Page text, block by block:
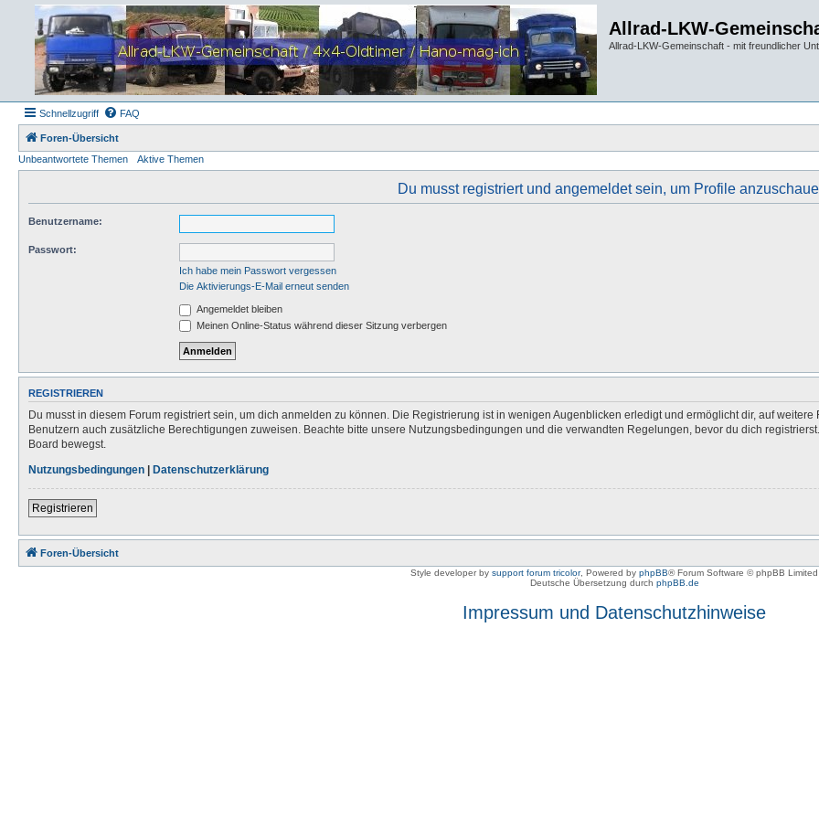
Allrad-LKW-
Allrad-LKW-Gemeinschaft - mit freundlicher
Schnellzugriff FAQ
Foren-Übersicht
Unbeantwortete Themen
Aktive Themen
Du musst registriert und angemeldet sein, um Profile
Benutzername:
Passwort:
Ich habe mein Passwort vergessen
Die Aktivierungs-E-Mail erneut senden
Angemeldet bleiben
Meinen Online-Status während dieser Sitzung verbergen
REGISTRIEREN
Du musst in diesem Forum registriert sein, um dich anmelden zu können. Die Registrierung ist in wenigen Augenblicken erledigt und ermöglicht dir, auf
Benutzern auch zusätzliche Berechtigungen zuweisen. Beachte bitte unsere Nutzungsbedingungen und die verwandten Regelungen, bevor du dich
Board bewegst.
Nutzungsbedingungen | Datenschutzerklärung
Registrieren
Foren-Übersicht
Style developer by support forum tricolor, Powered by phpBB® Forum Software © phpBB Limited
Deutsche Übersetzung durch phpBB.de
Impressum und Datenschutzhinweise